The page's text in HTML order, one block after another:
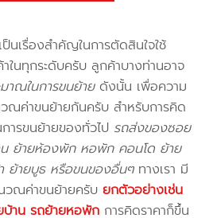
ป็นเรื่องสำคัญในการตัดสินใจใช้
าในทุกระดับครับ ลูกค้าบางท่านอาจ
าณในการขนย้ายดังนั้น เพื่อความ
วณค่าขนย้ายกันครับ สำหรับการคิด
การขนย้ายของทั่วไป รถส่งของซอย
ย้ายห้องพัก หอพัก คอนโด ย้าย
ย้ายบูธ หรือขนของอื่นๆทางเรา มี
วณค่าขนย้ายครับยกตัวอย่างเช่น
บ้าน รถย้ายหอพัก การคิดราคาก็ขึ้น